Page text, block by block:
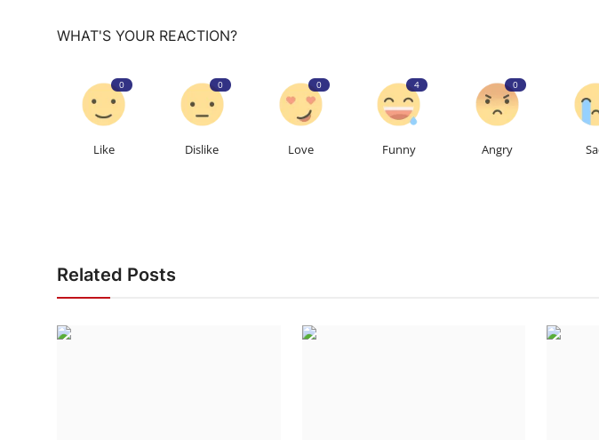
WHAT'S YOUR REACTION?
0
Like
0
Dislike
0
Love
4
Funny
0
Angry
Related Posts